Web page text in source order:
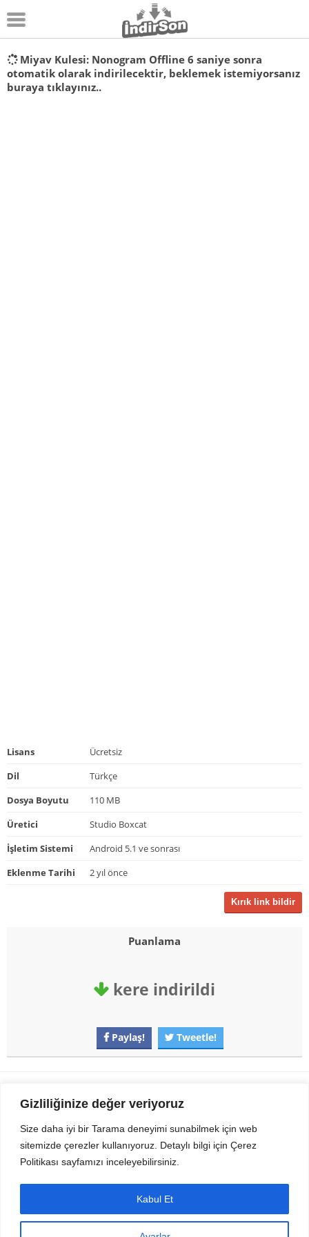
Gizliliğinize değer veriyoruz
Size daha iyi bir Tarama deneyimi sunabilmek için web
sitemizde çerezler kullanıyoruz. Detaylı bilgi için Çerez
Politikası sayfamızı inceleyebilirsiniz.
Kabul Et
Android
Pc Oyunları
Miyav Kulesi: Nonogram Offline 6 saniye sonra
otomatik olarak indirilecektir, beklemek istemiyorsanız
buraya tıklayınız..
Lisans
Ücretsiz
Dil
Türkçe
Dosya Boyutu
110 MB
Üretici
Studio Boxcat
İşletim Sistemi
Android 5.1 ve sonrası
Eklenme Tarihi
2 yıl önce
Kırık link bildir
Puanlama
kere indirildi
Paylaş! Tweetle!
Gezi Seyahat indirvip apk
Sitemizden Son sürüm Program, Android Uygulama, Android Oyun, Apk
Dosyalarını indirip güvenle bilgisayar ve cep telefonlarınızda kullanabilirsiniz.